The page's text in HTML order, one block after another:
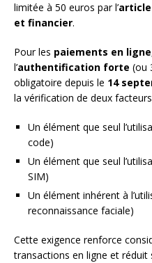
limitée à 50 euros par l’article
et financier.
Pour les paiements en ligne
l’authentification forte (ou
obligatoire depuis le 14
la vérification de deux
Un élément que seul
code)
Un élément que seul
SIM)
Un élément inhérent à
reconnaissance faciale)
Cette exigence renforce
transactions en ligne et